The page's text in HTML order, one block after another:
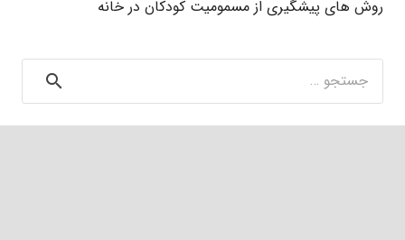
روش های پیشگیری از مسمومیت کودکان در خانه
برای: